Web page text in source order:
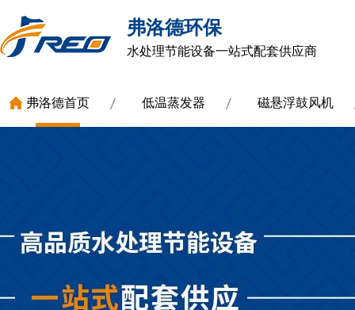
弗洛德环保
水处理节能设备一站式配套供应商
弗洛德首页 低温蒸发器 磁悬浮鼓风机